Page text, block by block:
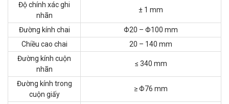
Độ chính xác ghi
nhãn
± 1 mm
Đường kính chai
Φ20 – Φ100 mm
Chiều cao chai
20 – 140 mm
Đường kính cuộn
nhãn
≤ 340 mm
Đường kính trong
cuộn giấy
≥ Φ76 mm